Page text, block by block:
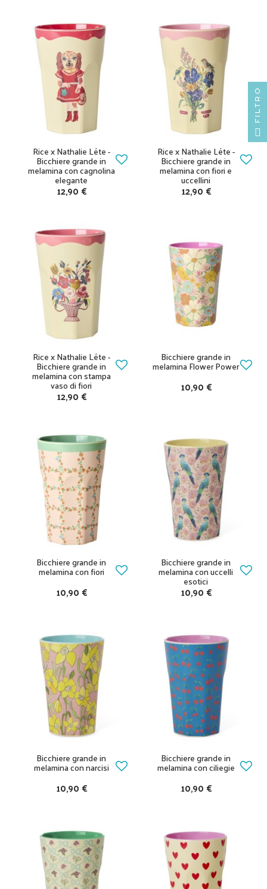
Rice x Nathalie Léte -
Bicchiere grande in
melamina con cagnolina
elegante
12,90 €
Rice x Nathalie Léte -
Bicchiere grande in
melamina con fiori e
uccellini
12,90 €
Rice x Nathalie Léte -
Bicchiere grande in
melamina con stampa
vaso di fiori
12,90 €
Bicchiere grande in
melamina Flower Power
10,90 €
Bicchiere grande in
melamina con fiori
10,90 €
Bicchiere grande in
melamina con uccelli
esotici
10,90 €
Bicchiere grande in
melamina con narcisi
10,90 €
Bicchiere grande in
melamina con ciliegie
10,90 €
FILTRO